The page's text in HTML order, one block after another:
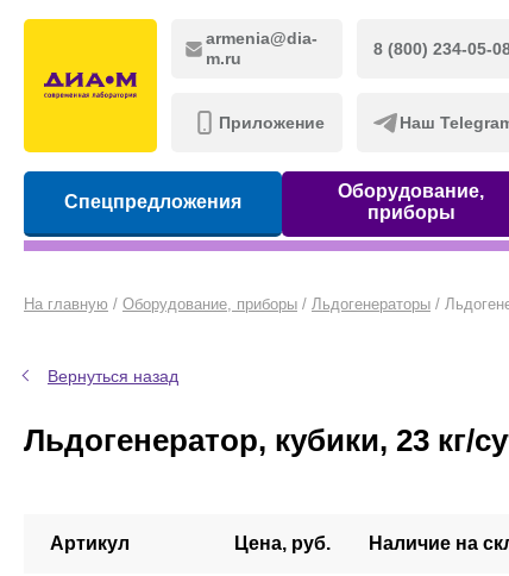
armenia@dia-
m.ru
8 (800) 234-05-
Приложение Наш
Спецпредложения
Оборудование,
приборы
На главную / Оборудование, приборы / Льдогенераторы /
Вернуться назад
Льдогенератор, кубики, 23 кг/
Артикул Цена, руб. Наличие на